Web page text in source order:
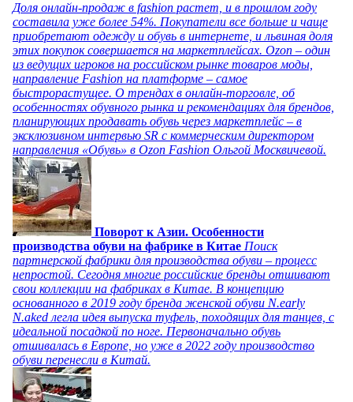
Доля онлайн-продаж в fashion растет, и в прошлом году
составила уже более 54%. Покупатели все больше и чаще
приобретают одежду и обувь в интернете, и львиная доля
этих покупок совершается на маркетплейсах. Ozon – один
из ведущих игроков на российском рынке товаров моды,
направление Fashion на платформе – самое
быстрорастущее. О трендах в онлайн-торговле, об
особенностях обувного рынка и рекомендациях для брендов,
планирующих продавать обувь через маркетплейс – в
эксклюзивном интервью SR с коммерческим директором
направления «Обувь» в Ozon Fashion Ольгой Москвичевой.
Поворот к Азии. Особенности
производства обуви на фабрике в Китае Поиск
партнерской фабрики для производства обуви – процесс
непростой. Сегодня многие российские бренды отшивают
свои коллекции на фабриках в Китае. В концепцию
основанного в 2019 году бренда женской обуви N.early
N.aked легла идея выпуска туфель, походящих для танцев, с
идеальной посадкой по ноге. Первоначально обувь
отшивалась в Европе, но уже в 2022 году производство
обуви перенесли в Китай.